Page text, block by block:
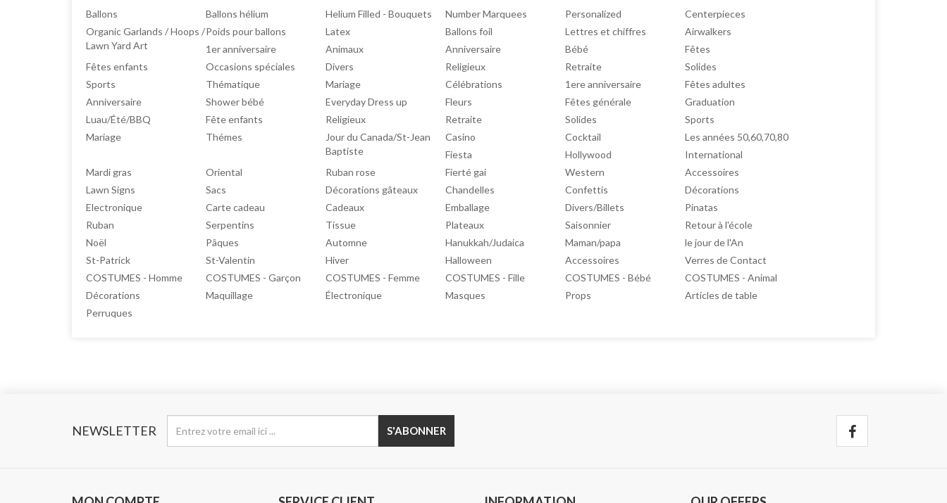
Ballons Ballons hélium Helium Filled - Bouquets Number Marquees Personalized
Centerpieces
Organic Garlands / Hoops /
Lawn Yard Art
Poids pour ballons Latex Ballons foil Lettres et chiffres
Airwalkers
1er anniversaire
Animaux Anniversaire Bébé
Fêtes
Fêtes enfants
Occasions spéciales Divers Religieux Retraite
Solides
Sports
Thématique Mariage Célébrations 1ere anniversaire
Fêtes adultes
Anniversaire
Shower bébé Everyday Dress up Fleurs Fêtes générale
Graduation
Luau/Été/BBQ
Fête enfants Religieux Retraite Solides
Sports
Mariage
Thémes
Jour du Canada/St-Jean
Baptiste
Casino Cocktail
Les années 50,60,70,80
Fiesta
Hollywood
International
Mardi gras
Oriental Ruban rose Fierté gai Western
Accessoires
Lawn Signs
Sacs Décorations gâteaux Chandelles Confettis
Décorations
Electronique
Carte cadeau Cadeaux Emballage Divers/Billets
Pinatas
Ruban
Serpentins Tissue Plateaux Saisonnier
Retour à l'école
Noël
Pâques Automne Hanukkah/Judaica Maman/papa
le jour de l'An
St-Patrick
St-Valentin Hiver Halloween Accessoires
Verres de Contact
COSTUMES - Homme
COSTUMES - Garçon COSTUMES - Femme COSTUMES - Fille COSTUMES - Bébé
COSTUMES - Animal
Décorations
Maquillage Électronique Masques Props
Articles de table
Perruques
NEWSLETTER